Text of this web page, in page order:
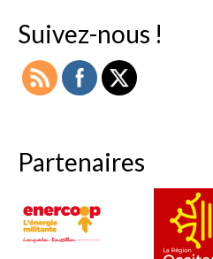
Suivez-nous !
Partenaires